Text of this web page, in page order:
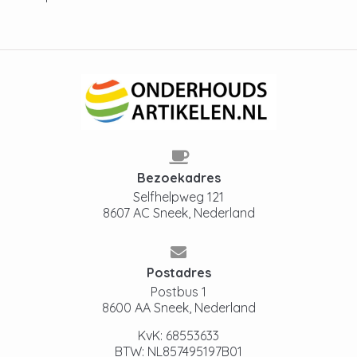
Bezoekadres
Selfhelpweg 121
8607 AC Sneek, Nederland
Postadres
Postbus 1
8600 AA Sneek, Nederland
KvK: 68553633
BTW: NL857495197B01